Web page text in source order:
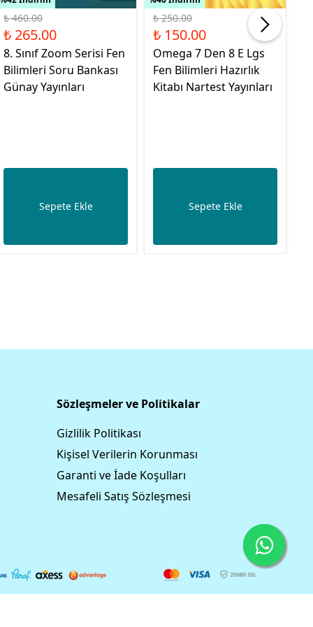
₺ 460.00
₺ 265.00
8. Sınıf Zoom Serisi Fen
Bilimleri Soru Bankası
Günay Yayınları
Sepete Ekle
₺ 250.00
₺ 150.00
Omega 7 Den 8 E Lgs
Fen Bilimleri Hazırlık
Kitabı Nartest Yayınları
Sepete Ekle
Sözleşmeler ve Politikalar
Gizlilik Politikası
Kişisel Verilerin Korunması
Garanti ve İade Koşulları
Mesafeli Satış Sözleşmesi